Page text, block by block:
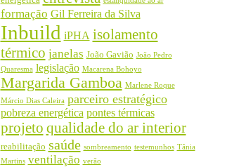
formação Gil Ferreira da Silva
Inbuild iPHA isolamento
térmico janelas João Gavião João Pedro
Quaresma legislação Macarena Bohoyo
Margarida Gamboa Marlene Roque
Márcio Dias Caleira parceiro estratégico
pobreza energética pontes térmicas
projeto qualidade do ar interior
reabilitação saúde sombreamento testemunhos Tânia
Martins ventilação verão